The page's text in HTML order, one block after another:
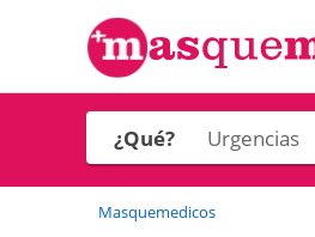
¿Qué?
Masquemedicos